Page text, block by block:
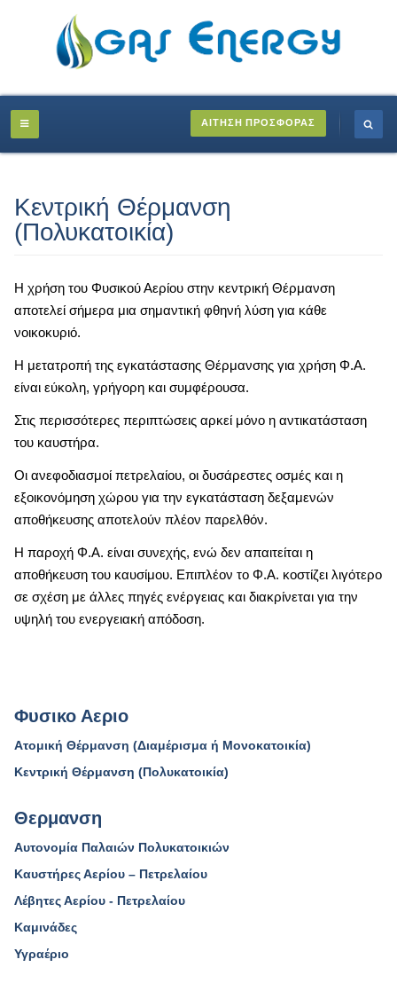
ΑΙΤΗΣΗ ΠΡΟΣΦΟΡΑΣ
Κεντρική Θέρμανση
(Πολυκατοικία)
Η χρήση του Φυσικού Αερίου στην κεντρική Θέρμανση
αποτελεί σήμερα μια σημαντική φθηνή λύση για κάθε
νοικοκυριό.
Η μετατροπή της εγκατάστασης Θέρμανσης για χρήση Φ.Α.
είναι εύκολη, γρήγορη και συμφέρουσα.
Στις περισσότερες περιπτώσεις αρκεί μόνο η αντικατάσταση
του καυστήρα.
Οι ανεφοδιασμοί πετρελαίου, οι δυσάρεστες οσμές και η
εξοικονόμηση χώρου για την εγκατάσταση δεξαμενών
αποθήκευσης αποτελούν πλέον παρελθόν.
Η παροχή Φ.Α. είναι συνεχής, ενώ δεν απαιτείται η
αποθήκευση του καυσίμου. Επιπλέον το Φ.Α. κοστίζει λιγότερο
σε σχέση με άλλες πηγές ενέργειας και διακρίνεται για την
υψηλή του ενεργειακή απόδοση.
Φυσικο Αεριο
Ατομική Θέρμανση (Διαμέρισμα ή Μονοκατοικία)
Κεντρική Θέρμανση (Πολυκατοικία)
Θερμανση
Αυτονομία Παλαιών Πολυκατοικιών
Καυστήρες Αερίου – Πετρελαίου
Λέβητες Αερίου - Πετρελαίου
Καμινάδες
Υγραέριο